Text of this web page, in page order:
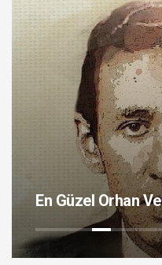
En Güzel Orhan